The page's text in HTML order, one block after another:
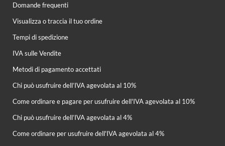
Domande frequenti
Visualizza o traccia il tuo ordine
Tempi di spedizione
IVA sulle Vendite
Metodi di pagamento accettati
Chi può usufruire dell’IVA agevolata al 10%
Come ordinare e pagare per usufruire dell'IVA agevolata al 10%
Chi può usufruire dell’IVA agevolata al 4%
Come ordinare per usufruire dell'IVA agevolata al 4%